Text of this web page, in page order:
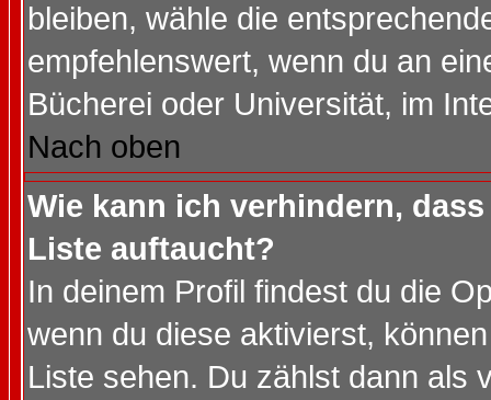
bleiben, wähle die
empfehlenswert, wenn du an
Bücherei oder Universität, im
Nach oben
Wie kann ich verhindern,
Liste auftaucht?
In deinem Profil findest du die
wenn du diese aktivierst,
Liste sehen. Du zählst dann als